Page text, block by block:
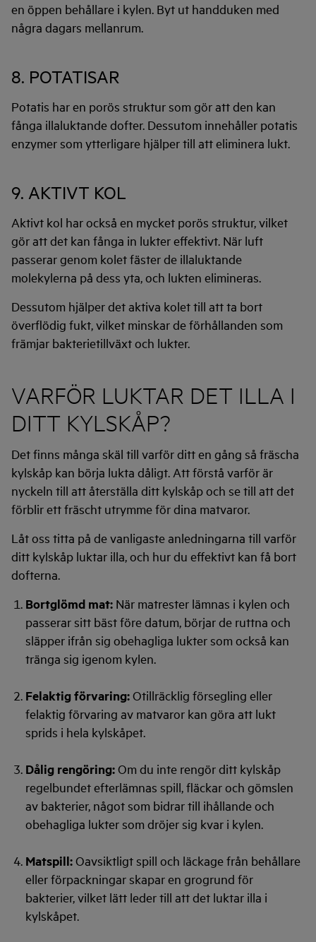
en öppen behållare i kylen. Byt ut handduken med
några dagars mellanrum.
8. POTATISAR
Potatis har en porös struktur som gör att den kan
fånga illaluktande dofter. Dessutom innehåller potatis
enzymer som ytterligare hjälper till att eliminera lukt.
9. AKTIVT KOL
Aktivt kol har också en mycket porös struktur, vilket
gör att det kan fånga in lukter effektivt. När luft
passerar genom kolet fäster de illaluktande
molekylerna på dess yta, och lukten elimineras.
Dessutom hjälper det aktiva kolet till att ta bort
överflödig fukt, vilket minskar de förhållanden som
främjar bakterietillväxt och lukter.
VARFÖR LUKTAR DET ILLA I
DITT KYLSKÅP?
Det finns många skäl till varför ditt en gång så fräscha
kylskåp kan börja lukta dåligt. Att förstå varför är
nyckeln till att återställa ditt kylskåp och se till att det
förblir ett fräscht utrymme för dina matvaror.
Låt oss titta på de vanligaste anledningarna till varför
ditt kylskåp luktar illa, och hur du effektivt kan få bort
dofterna.
Bortglömd mat: När matrester lämnas i kylen och
passerar sitt bäst före datum, börjar de ruttna och
släpper ifrån sig obehagliga lukter som också kan
tränga sig igenom kylen.
Felaktig förvaring:Otillräcklig försegling eller
felaktig förvaring av matvaror kan göra att lukt
sprids i hela kylskåpet.
Dålig rengöring:Om du inte rengör ditt kylskåp
regelbundet efterlämnas spill, fläckar och gömslen
av bakterier, något som bidrar till ihållande och
obehagliga lukter som dröjer sig kvar i kylen.
Matspill:Oavsiktligt spill och läckage från behållare
eller förpackningar skapar en grogrund för
bakterier, vilket lätt leder till att det luktar illa i
kylskåpet.